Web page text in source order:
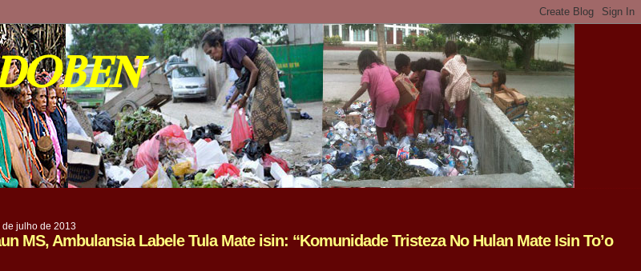
julho de 2013
MS, Ambulansia Labele Tula Mate isin: “Komunidade Tristeza No Hulan Mate Isin To’o